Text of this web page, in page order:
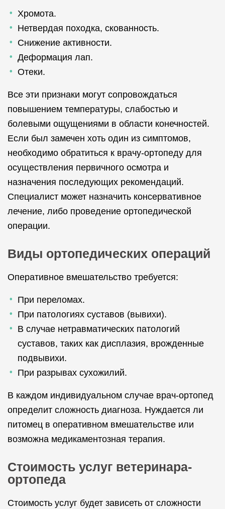
Хромота.
Нетвердая походка, скованность.
Снижение активности.
Деформация лап.
Отеки.
Все эти признаки могут сопровождаться
повышением температуры, слабостью и
болевыми ощущениями в области конечностей.
Если был замечен хоть один из симптомов,
необходимо обратиться к врачу-ортопеду для
осуществления первичного осмотра и
назначения последующих рекомендаций.
Специалист может назначить консервативное
лечение, либо проведение ортопедической
операции.
Виды ортопедических операций
Оперативное вмешательство требуется:
При переломах.
При патологиях суставов (вывихи).
В случае нетравматических патологий
суставов, таких как дисплазия, врожденные
подвывихи.
При разрывах сухожилий.
В каждом индивидуальном случае врач-ортопед
определит сложность диагноза. Нуждается ли
питомец в оперативном вмешательстве или
возможна медикаментозная терапия.
Стоимость услуг ветеринара-
ортопеда
Стоимость услуг будет зависеть от сложности